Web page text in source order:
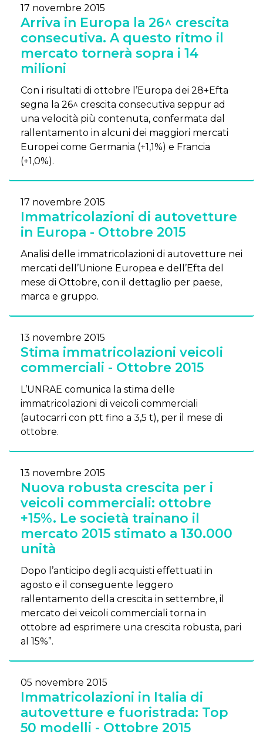
17 novembre 2015
Arriva in Europa la 26^ crescita
consecutiva. A questo ritmo il
mercato tornerà sopra i 14
milioni
Con i risultati di ottobre l’Europa dei 28+Efta
segna la 26^ crescita consecutiva seppur ad
una velocità più contenuta, confermata dal
rallentamento in alcuni dei maggiori mercati
Europei come Germania (+1,1%) e Francia
(+1,0%).
17 novembre 2015
Immatricolazioni di autovetture
in Europa - Ottobre 2015
Analisi delle immatricolazioni di autovetture nei
mercati dell’Unione Europea e dell’Efta del
mese di Ottobre, con il dettaglio per paese,
marca e gruppo.
13 novembre 2015
Stima immatricolazioni veicoli
commerciali - Ottobre 2015
L’UNRAE comunica la stima delle
immatricolazioni di veicoli commerciali
(autocarri con ptt fino a 3,5 t), per il mese di
ottobre.
13 novembre 2015
Nuova robusta crescita per i
veicoli commerciali: ottobre
+15%. Le società trainano il
mercato 2015 stimato a 130.000
unità
Dopo l’anticipo degli acquisti effettuati in
agosto e il conseguente leggero
rallentamento della crescita in settembre, il
mercato dei veicoli commerciali torna in
ottobre ad esprimere una crescita robusta, pari
al 15%”.
05 novembre 2015
Immatricolazioni in Italia di
autovetture e fuoristrada: Top
50 modelli - Ottobre 2015